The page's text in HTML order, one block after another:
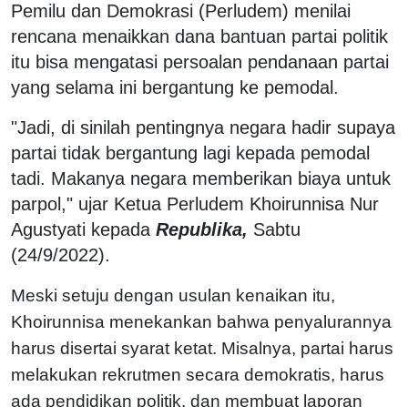
Pemilu dan Demokrasi (Perludem) menilai
rencana menaikkan dana bantuan partai politik
itu bisa mengatasi persoalan pendanaan partai
yang selama ini bergantung ke pemodal.
"Jadi, di sinilah pentingnya negara hadir supaya
partai tidak bergantung lagi kepada pemodal
tadi. Makanya negara memberikan biaya untuk
parpol," ujar Ketua Perludem Khoirunnisa Nur
Agustyati kepada Republika, Sabtu
(24/9/2022).
Meski setuju dengan usulan kenaikan itu,
Khoirunnisa menekankan bahwa penyalurannya
harus disertai syarat ketat. Misalnya, partai harus
melakukan rekrutmen secara demokratis, harus
ada pendidikan politik, dan membuat laporan